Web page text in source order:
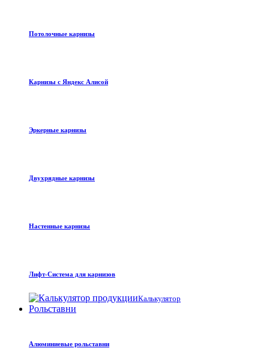
Потолочные карнизы
Карнизы с Яндекс Алисой
Эркерные карнизы
Двухрядные карнизы
Настенные карнизы
Лифт-Система для карнизов
Калькулятор
Рольставни
Алюминиевые рольставни